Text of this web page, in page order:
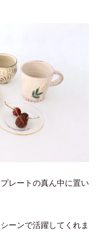
レートの真ん中に置い
ーンで活躍してくれま